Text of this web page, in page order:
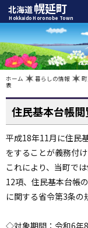
本
文
へ
カ
テ
ゴ
リ
メ
ニ
ュ
ー
へ
ナ
北海道幌延町
Hokkaido Horonobe Town
在
位
の
ホーム 暮らしの情報
表
住民基本台帳
平成18年11月に住民
をすることが義務付け
これにより、当町で
12項、住民基本台帳
に関する省令第3条の
◇対象期間：令和6年